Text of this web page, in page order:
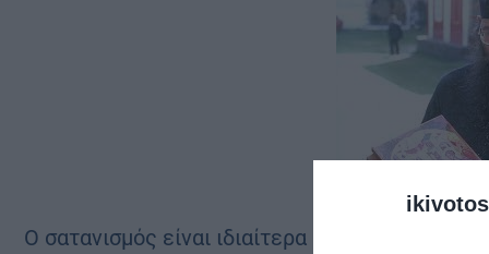
Ο σα­τα­νι­σμός εί­ναι ιδιαί­τε­ρα ανα­πτυγ­μέ­νος